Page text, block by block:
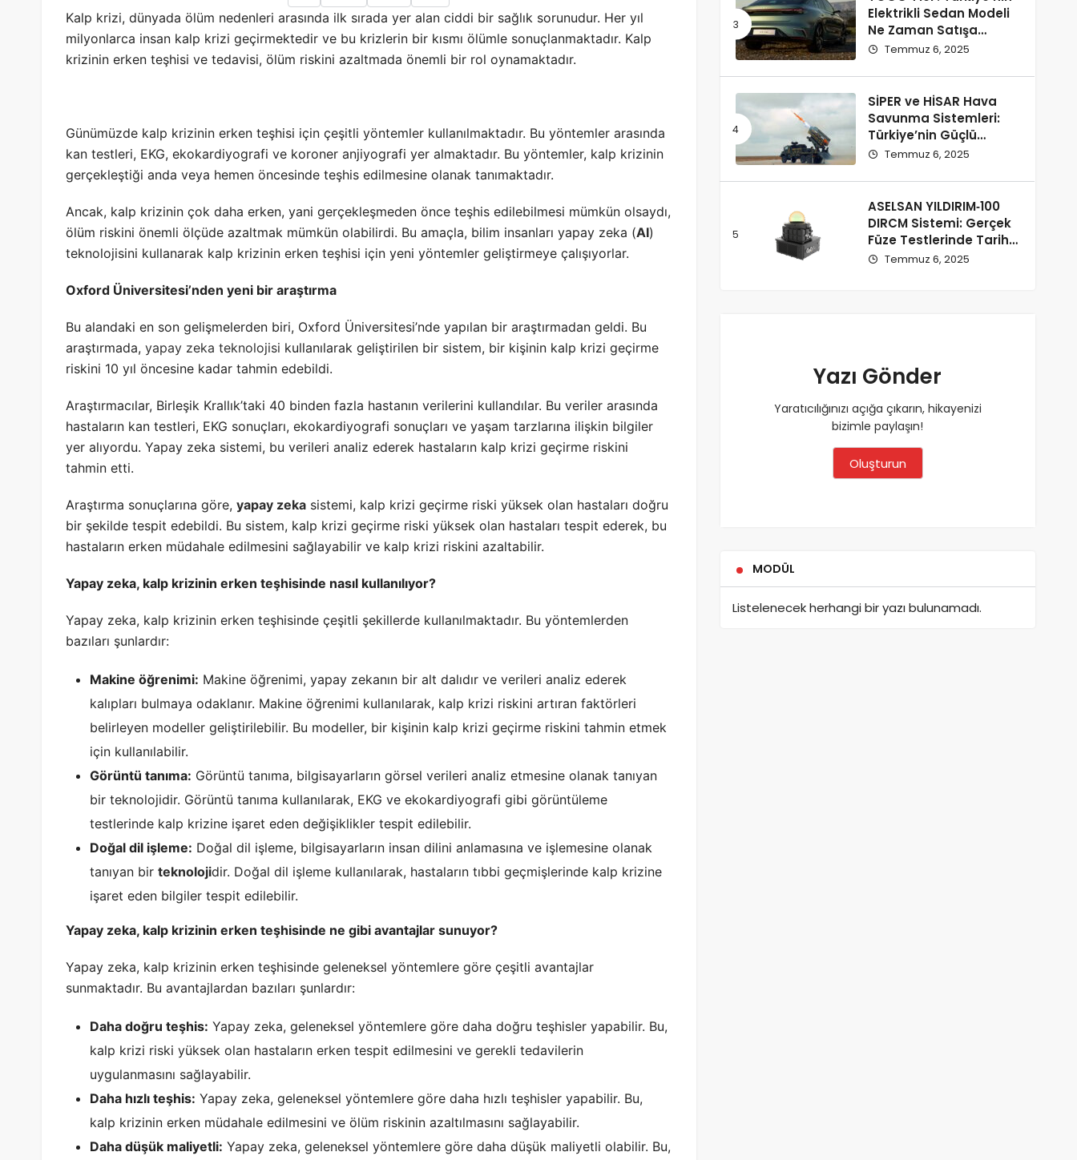
Kalp krizi, dünyada ölüm nedenleri arasında ilk sırada yer alan ciddi bir sağlık sorunudur. Her yıl
milyonlarca insan kalp krizi geçirmektedir ve bu krizlerin bir kısmı ölümle sonuçlanmaktadır. Kalp
krizinin erken teşhisi ve tedavisi, ölüm riskini azaltmada önemli bir rol oynamaktadır.
Günümüzde kalp krizinin erken teşhisi için çeşitli yöntemler kullanılmaktadır. Bu yöntemler arasında
kan testleri, EKG, ekokardiyografi ve koroner anjiyografi yer almaktadır. Bu yöntemler, kalp krizinin
gerçekleştiği anda veya hemen öncesinde teşhis edilmesine olanak tanımaktadır.
Ancak, kalp krizinin çok daha erken, yani gerçekleşmeden önce teşhis edilebilmesi mümkün olsaydı,
ölüm riskini önemli ölçüde azaltmak mümkün olabilirdi. Bu amaçla, bilim insanları yapay zeka (AI)
teknolojisini kullanarak kalp krizinin erken teşhisi için yeni yöntemler geliştirmeye çalışıyorlar.
Oxford Üniversitesi’nden yeni bir araştırma
Bu alandaki en son gelişmelerden biri, Oxford Üniversitesi’nde yapılan bir araştırmadan geldi. Bu
araştırmada, yapay zeka teknolojisi kullanılarak geliştirilen bir sistem, bir kişinin kalp krizi geçirme
riskini 10 yıl öncesine kadar tahmin edebildi.
Araştırmacılar, Birleşik Krallık’taki 40 binden fazla hastanın verilerini kullandılar. Bu veriler arasında
hastaların kan testleri, EKG sonuçları, ekokardiyografi sonuçları ve yaşam tarzlarına ilişkin bilgiler
yer alıyordu. Yapay zeka sistemi, bu verileri analiz ederek hastaların kalp krizi geçirme riskini
tahmin etti.
Araştırma sonuçlarına göre, yapay zeka sistemi, kalp krizi geçirme riski yüksek olan hastaları doğru
bir şekilde tespit edebildi. Bu sistem, kalp krizi geçirme riski yüksek olan hastaları tespit ederek, bu
hastaların erken müdahale edilmesini sağlayabilir ve kalp krizi riskini azaltabilir.
Yapay zeka, kalp krizinin erken teşhisinde nasıl kullanılıyor?
Yapay zeka, kalp krizinin erken teşhisinde çeşitli şekillerde kullanılmaktadır. Bu yöntemlerden
bazıları şunlardır:
Makine öğrenimi: Makine öğrenimi, yapay zekanın bir alt dalıdır ve verileri analiz ederek
kalıpları bulmaya odaklanır. Makine öğrenimi kullanılarak, kalp krizi riskini artıran faktörleri
belirleyen modeller geliştirilebilir. Bu modeller, bir kişinin kalp krizi geçirme riskini tahmin etmek
için kullanılabilir.
Görüntü tanıma: Görüntü tanıma, bilgisayarların görsel verileri analiz etmesine olanak tanıyan
bir teknolojidir. Görüntü tanıma kullanılarak, EKG ve ekokardiyografi gibi görüntüleme
testlerinde kalp krizine işaret eden değişiklikler tespit edilebilir.
Doğal dil işleme: Doğal dil işleme, bilgisayarların insan dilini anlamasına ve işlemesine olanak
tanıyan bir teknolojidir. Doğal dil işleme kullanılarak, hastaların tıbbi geçmişlerinde kalp krizine
işaret eden bilgiler tespit edilebilir.
Yapay zeka, kalp krizinin erken teşhisinde ne gibi avantajlar sunuyor?
Yapay zeka, kalp krizinin erken teşhisinde geleneksel yöntemlere göre çeşitli avantajlar
sunmaktadır. Bu avantajlardan bazıları şunlardır:
Daha doğru teşhis: Yapay zeka, geleneksel yöntemlere göre daha doğru teşhisler yapabilir. Bu,
kalp krizi riski yüksek olan hastaların erken tespit edilmesini ve gerekli tedavilerin
uygulanmasını sağlayabilir.
Daha hızlı teşhis: Yapay zeka, geleneksel yöntemlere göre daha hızlı teşhisler yapabilir. Bu,
kalp krizinin erken müdahale edilmesini ve ölüm riskinin azaltılmasını sağlayabilir.
Daha düşük maliyetli: Yapay zeka, geleneksel yöntemlere göre daha düşük maliyetli olabilir. Bu,
Elektrikli Sedan Modeli
Ne Zaman Satışa
Çıkacak ve Fiyatı Ne
Temmuz 6, 2025
SİPER ve HİSAR Hava
Savunma Sistemleri:
Türkiye’nin Güçlü
Savunma Yatırımları
Temmuz 6, 2025
ASELSAN YILDIRIM‑100
DIRCM Sistemi: Gerçek
Füze Testlerinde Tarihi
Başarı
Temmuz 6, 2025
Yazı Gönder
Yaratıcılığınızı açığa çıkarın, hikayenizi
bizimle paylaşın!
Oluşturun
MODÜL
Listelenecek herhangi bir yazı bulunamadı.